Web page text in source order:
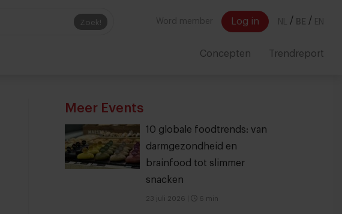
Zoek! Word member Log in NL / BE / EN
Concepten Trendreport
Meer Events
10 globale foodtrends: van
darmgezondheid en
brainfood tot slimmer
snacken
23 juli 2026 6 min